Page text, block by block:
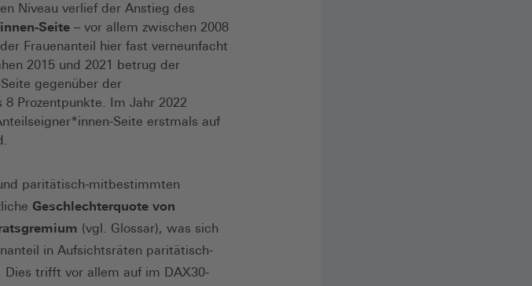
Niveau verlief der Anstieg des
Seite – vor allem zwischen 2008
Frauenanteil hier fast verneunfacht
2015 und 2021 betrug der
gegenüber der
Prozentpunkte. Im Jahr 2022
Seite erstmals auf
paritätisch-mitbestimmten
Geschlechterquote von
(vgl. Glossar), was sich
in Aufsichtsräten paritätisch-
trifft vor allem auf im DAX30-